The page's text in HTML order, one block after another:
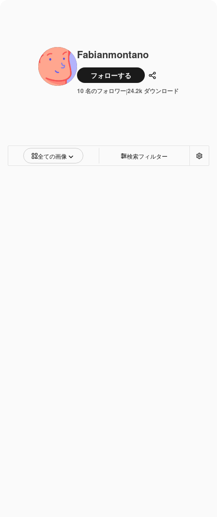
Fabianmontano
フォローする 共有
10 名のフォロワー|24.2k ダウンロード
全ての画像 検索フィルター